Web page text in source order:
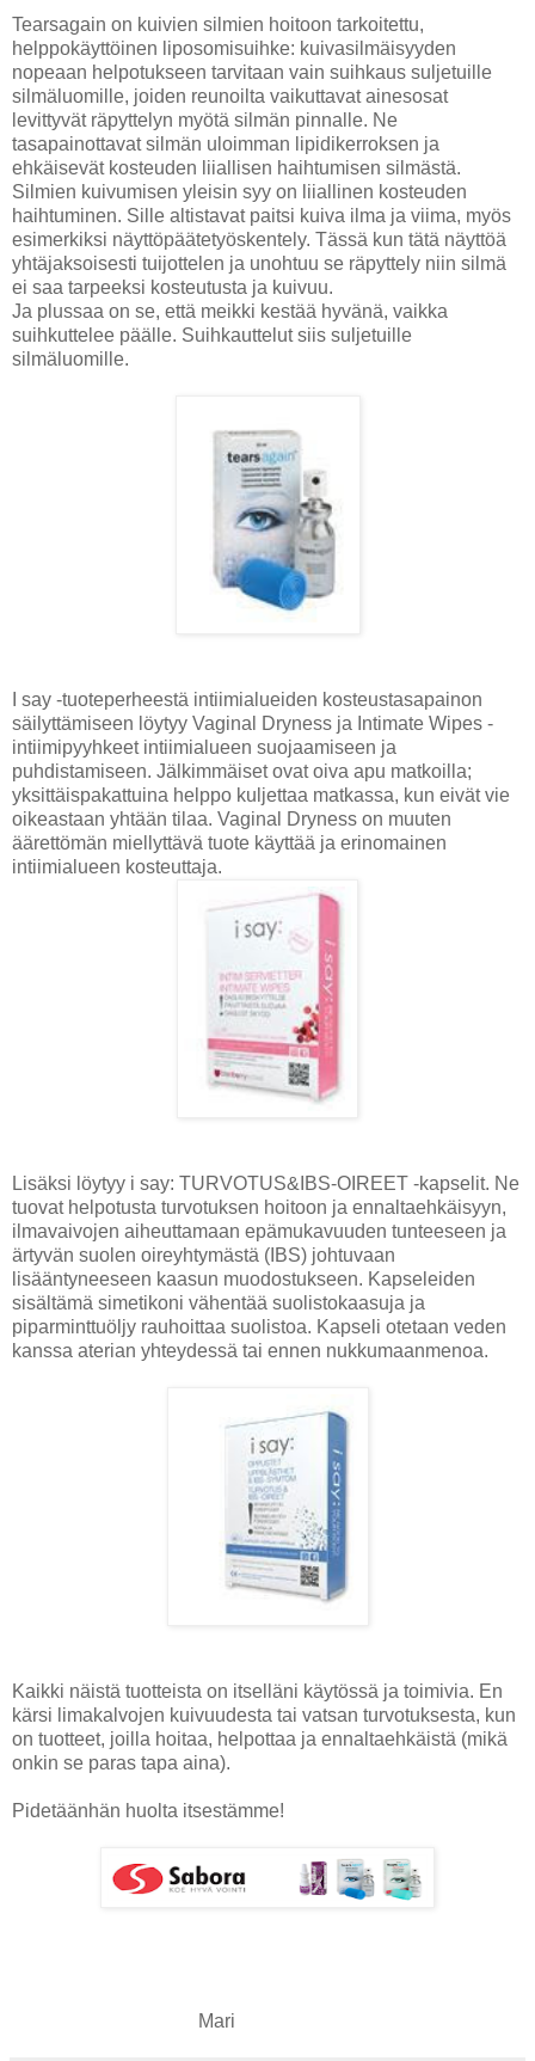
Tearsagain on kuivien silmien hoitoon tarkoitettu,
helppokäyttöinen liposomisuihke: kuivasilmäisyyden
nopeaan helpotukseen tarvitaan vain suihkaus suljetuille
silmäluomille, joiden reunoilta vaikuttavat ainesosat
levittyvät räpyttelyn myötä silmän pinnalle. Ne
tasapainottavat silmän uloimman lipidikerroksen ja
ehkäisevät kosteuden liiallisen haihtumisen silmästä.
Silmien kuivumisen yleisin syy on liiallinen kosteuden
haihtuminen. Sille altistavat paitsi kuiva ilma ja viima, myös
esimerkiksi näyttöpääte­työskentely. Tässä kun tätä näyttöä
yhtäjaksoisesti tuijottelen ja unohtuu se räpyttely niin silmä
ei saa tarpeeksi kosteutusta ja kuivuu.
Ja plussaa on se, että meikki kestää hyvänä, vaikka
suihkuttelee päälle. Suihkauttelut siis suljetuille
silmäluomille.
I say -tuoteperheestä intiimialueiden kosteustasapainon
säilyttämiseen löytyy Vaginal Dryness ja Intimate Wipes -
intiimipyyhkeet intiimialueen suojaamiseen ja
puhdistamiseen. Jälkimmäiset ovat oiva apu matkoilla;
yksittäispakattuina helppo kuljettaa matkassa, kun eivät vie
oikeastaan yhtään tilaa. Vaginal Dryness on muuten
äärettömän miellyttävä tuote käyttää ja erinomainen
intiimialueen kosteuttaja.
Lisäksi löytyy i say: TURVOTUS&IBS-OIREET -kapselit. Ne
tuovat helpotusta turvotuksen hoitoon ja ennaltaehkäisyyn,
ilmavaivojen aiheuttamaan epämukavuuden tunteeseen ja
ärtyvän suolen oireyhtymästä (IBS) johtuvaan
lisääntyneeseen kaasun muodostukseen. Kapseleiden
sisältämä simetikoni vähentää suolistokaasuja ja
piparminttuöljy rauhoittaa suolistoa. Kapseli otetaan veden
kanssa aterian yhteydessä tai ennen nukkumaanmenoa.
Kaikki näistä tuotteista on itselläni käytössä ja toimivia. En
kärsi limakalvojen kuivuudesta tai vatsan turvotuksesta, kun
on tuotteet, joilla hoitaa, helpottaa ja ennaltaehkäistä (mikä
onkin se paras tapa aina).
Pidetäänhän huolta itsestämme!
Mari